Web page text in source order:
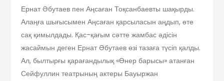
Ернат Әбутаев пен Аңсаған Тоқсанбаевты шақырды.
Алаңға шығысымен Аңсаған қарсыласын аңдып, өте
сақ қимылдады. Қас-қағым сәтте жамбас әдісін
жасаймын деген Ернат Әбутаев өзі тазаға түсіп қалды.
Ал, былтырғы қарағандылық «Өнер барысы» атанған
Сейфуллин театрының актеры Бауыржан